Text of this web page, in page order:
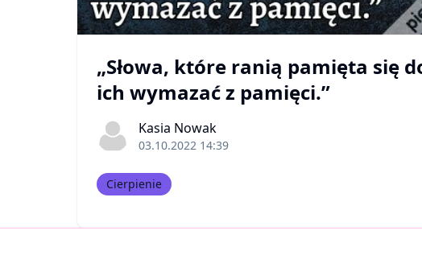
„Słowa, które ranią pamięta się
ich wymazać z pamięci.”
Kasia Nowak
03.10.2022 14:39
Cierpienie